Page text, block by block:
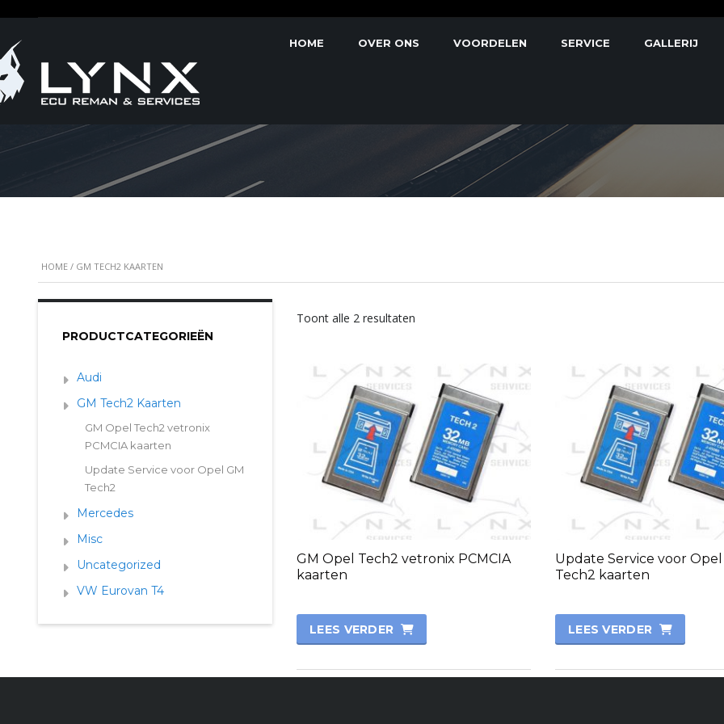
HOME OVER ONS VOORDELEN SERVICE GALLERIJ
GM TECH2 KAARTEN
HOME / GM TECH2 KAARTEN
Toont alle 2 resultaten
GM Opel Tech2 vetronix PCMCIA
kaarten
LEES VERDER
Update Service voor Opel
Tech2 kaarten
LEES VERDER
PRODUCTCATEGORIEËN
Audi
GM Tech2 Kaarten
GM Opel Tech2 vetronix
PCMCIA kaarten
Update Service voor Opel GM
Tech2
Mercedes
Misc
Uncategorized
VW Eurovan T4